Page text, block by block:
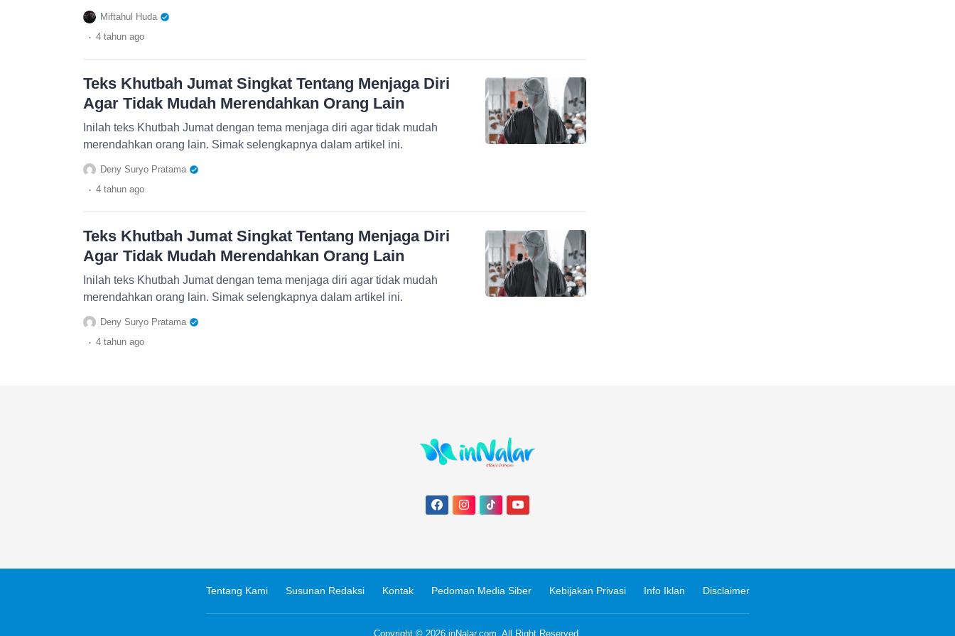
Miftahul Huda
. 4 tahun ago
Teks Khutbah Jumat Singkat Tentang Menjaga Diri
Agar Tidak Mudah Merendahkan Orang Lain
Inilah teks Khutbah Jumat dengan tema menjaga diri agar tidak mudah
merendahkan orang lain. Simak selengkapnya dalam artikel ini.
Deny Suryo Pratama
. 4 tahun ago
Teks Khutbah Jumat Singkat Tentang Menjaga Diri
Agar Tidak Mudah Merendahkan Orang Lain
Inilah teks Khutbah Jumat dengan tema menjaga diri agar tidak mudah
merendahkan orang lain. Simak selengkapnya dalam artikel ini.
Deny Suryo Pratama
. 4 tahun ago
Tentang Kami Susunan Redaksi Kontak Pedoman Media Siber Kebijakan Privasi Info Iklan Disclaimer
Copyright © 2026 inNalar.com . All Right Reserved.